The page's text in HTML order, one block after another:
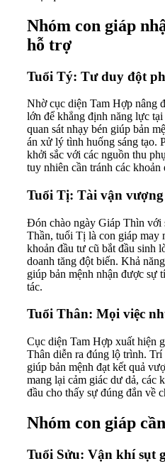
Nhóm con giáp
hỗ trợ
Tuổi Tý: Tư duy đột
Nhờ cục diện Tam Hợp nâng
lớn để khẳng định năng lực
quan sát nhạy bén giúp bản
án xử lý tình huống sáng tạo.
khởi sắc với các nguồn thu
tuy nhiên cần tránh các khoản
Tuổi Tị: Tài vận
Đón chào ngày Giáp Thìn với
Thần, tuổi Tị là con giáp may
khoản đầu tư cũ bắt đầu sinh
doanh tăng đột biến. Khả
giúp bản mệnh nhận được sự
tác.
Tuổi Thân: Mọi việc
Cục diện Tam Hợp xuất hiện
Thân diễn ra đúng lộ trình.
giúp bản mệnh đạt kết quả
mang lại cảm giác dư dả, các
đầu cho thấy sự đúng đắn về
Nhóm con giáp
Tuổi Sửu: Vận khí sụt